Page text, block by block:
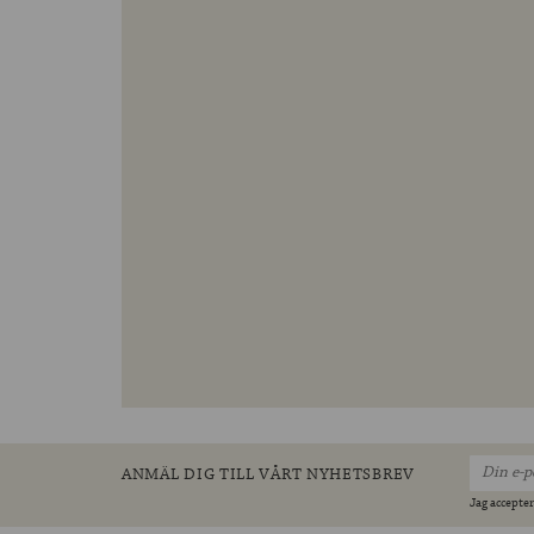
ANMÄL DIG TILL VÅRT NYHETSBREV
Jag